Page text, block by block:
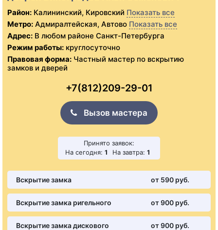
Район: Калининский, Кировский Показать все
Метро: Адмиралтейская, Автово Показать все
Адрес: В любом районе Санкт-Петербурга
Режим работы: круглосуточно
Правовая форма: Частный мастер по вскрытию
замков и дверей
+7(812)209-29-01
Вызов мастера
Принято заявок:
На сегодня: 1 На завтра: 1
Вскрытие замка от 590 pуб.
Вскрытие замка ригельного от 900 pуб.
Вскрытие замка дискового от 900 pуб.